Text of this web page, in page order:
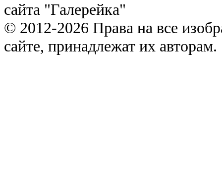
сайта "Галерейка"
© 2012-2026 Права на все
сайте, принадлежат их авторам.